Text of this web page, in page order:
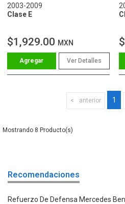
2003-2009
Clase E
$1,929.00 MXN
Ver Detalles
anterior 1
8
Recomendaciones
Refuerzo De Defensa Mercedes